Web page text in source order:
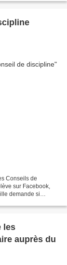
Conseils de
sur Facebook,
demande si
les
auprès du